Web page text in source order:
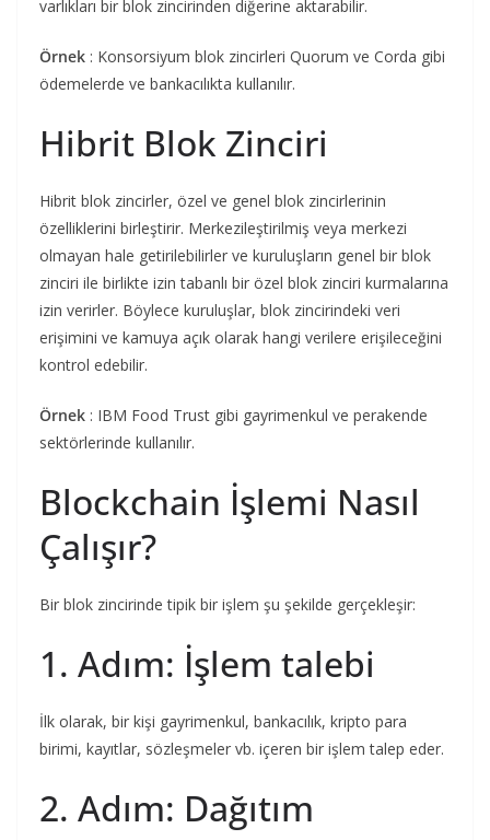
varlıkları bir blok zincirinden diğerine aktarabilir.
Örnek : Konsorsiyum blok zincirleri Quorum ve Corda gibi
ödemelerde ve bankacılıkta kullanılır.
Hibrit Blok Zinciri
Hibrit blok zincirler, özel ve genel blok zincirlerinin
özelliklerini birleştirir. Merkezileştirilmiş veya merkezi
olmayan hale getirilebilirler ve kuruluşların genel bir blok
zinciri ile birlikte izin tabanlı bir özel blok zinciri kurmalarına
izin verirler. Böylece kuruluşlar, blok zincirindeki veri
erişimini ve kamuya açık olarak hangi verilere erişileceğini
kontrol edebilir.
Örnek : IBM Food Trust gibi gayrimenkul ve perakende
sektörlerinde kullanılır.
Blockchain İşlemi Nasıl
Çalışır?
Bir blok zincirinde tipik bir işlem şu şekilde gerçekleşir:
1. Adım: İşlem talebi
İlk olarak, bir kişi gayrimenkul, bankacılık, kripto para
birimi, kayıtlar, sözleşmeler vb. içeren bir işlem talep eder.
2. Adım: Dağıtım